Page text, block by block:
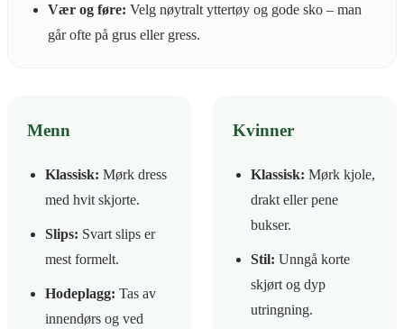
Vær og føre: Velg nøytralt yttertøy og gode sko – man
går ofte på grus eller gress.
Menn
Klassisk: Mørk dress
med hvit skjorte.
Slips: Svart slips er
mest formelt.
Hodeplagg: Tas av
innendørs og ved
Kvinner
Klassisk: Mørk kjole,
drakt eller pene
bukser.
Stil: Unngå korte
skjørt og dyp
utringning.